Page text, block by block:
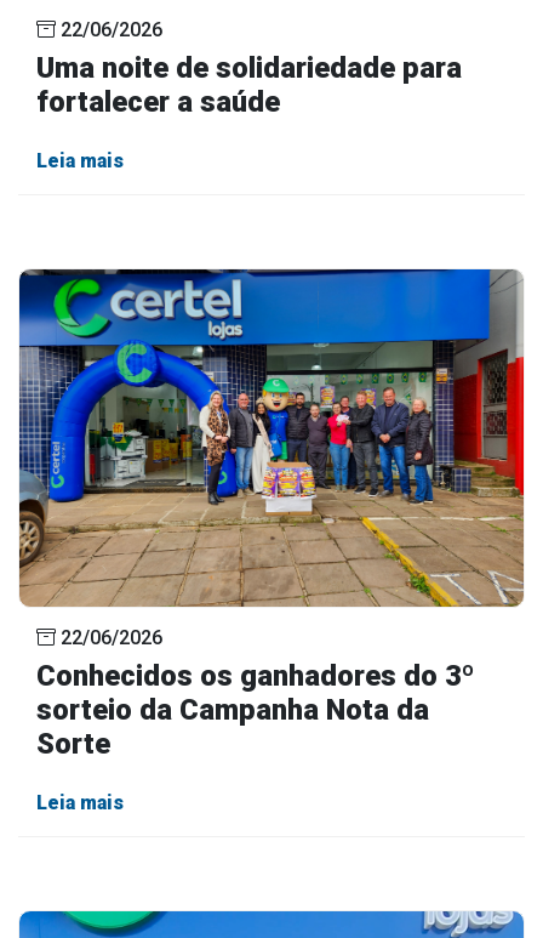
22/06/2026
Uma noite de solidariedade para
fortalecer a saúde
Leia mais
22/06/2026
Conhecidos os ganhadores do 3º
sorteio da Campanha Nota da
Sorte
Leia mais